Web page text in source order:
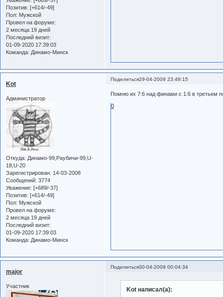
Позитив: [+614/-49]
Пол: Мужской
Провел на форуме:
2 месяца 19 дней
Последний визит:
01-09-2020 17:39:03
Команда: Динамо-Минск
Поделиться29-04-2009 23:49:15
Kot
Администратор
Откуда: Динамо-99,Раубичи-99,U-
18,U-20
Зарегистрирован: 14-03-2008
Сообщений: 3774
Уважение: [+689/-37]
Позитив: [+614/-49]
Пол: Мужской
Провел на форуме:
2 месяца 19 дней
Последний визит:
01-09-2020 17:39:03
Команда: Динамо-Минск
Помню их 7:6 над финами с 1:6 в третьем
0
Поделиться30-04-2009 00:04:34
major
Участник Kot написал(а):